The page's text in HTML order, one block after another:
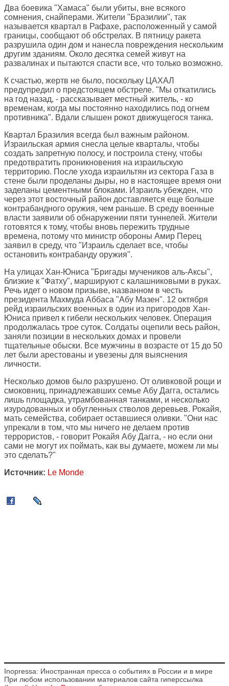
Два боевика "Хамаса" были убиты, вне всякого
сомнения, снайперами. Жители "Бразилии", так
называется квартал в Рафахе, расположенный у самой
границы, сообщают об обстрелах. В пятницу ракета
разрушила один дом и нанесла повреждения нескольким
другим зданиям. Около десятка семей живут на
развалинах и пытаются спасти все, что только возможно.
К счастью, жертв не было, поскольку ЦАХАЛ
предупредил о предстоящем обстреле. "Мы откатились
на год назад, - рассказывает местный житель, - ко
временам, когда мы постоянно находились под огнем
противника". Вдали слышен рокот движущегося танка.
Квартал Бразилия всегда был важным районом.
Израильская армия снесла целые кварталы, чтобы
создать запретную полосу, и построила стену, чтобы
предотвратить проникновения на израильскую
территорию. После ухода израильтян из сектора Газа в
стене были проделаны дыры, но в настоящее время они
заделаны цементными блоками. Израиль убежден, что
через этот восточный район доставляется еще больше
контрабандного оружия, чем раньше. В среду военные
власти заявили об обнаружении пяти туннелей. Жители
готовятся к тому, чтобы вновь пережить трудные
времена, потому что министр обороны Амир Перец
заявил в среду, что "Израиль сделает все, чтобы
остановить контрабанду оружия".
На улицах Хан-Юниса "Бригады мучеников аль-Аксы",
близкие к "Фатху", маршируют с калашниковыми в руках.
Речь идет о новом призыве, названном в честь
президента Махмуда Аббаса "Абу Мазен". 12 октября
рейд израильских военных в один из пригородов Хан-
Юниса привел к гибели нескольких человек. Операция
продолжалась трое суток. Солдаты оцепили весь район,
заняли позиции в нескольких домах и провели
тщательные обыски. Все мужчины в возрасте от 15 до 50
лет были арестованы и увезены для выяснения
личности.
Несколько домов было разрушено. От оливковой рощи и
смоковниц, принадлежавших семье Абу Дагга, остались
лишь площадка, утрамбованная танками, и несколько
изуродованных и обугленных стволов деревьев. Рокайя,
мать семейства, собирает оставшиеся оливки. "Они нас
упрекали в том, что мы ничего не делаем против
террористов, - говорит Рокайя Абу Дагга, - но если они
сами не могут их поймать, как вы думаете, можем ли мы
это сделать?"
Источник: Le Monde
Inopressa: Иностранная пресса о событиях в России и в мире
При любом использовании материалов сайта гиперссылка